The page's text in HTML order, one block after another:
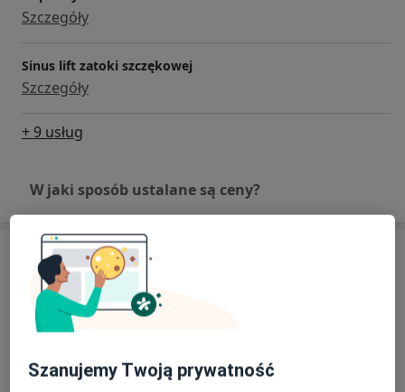
Szczegóły
Sinus lift zatoki szczękowej
Szczegóły
+ 9 usług
W jaki sposób ustalane są ceny?
Adresy (2)
Adres 1 Adres 2
Stomatologia Medicover Warszawa Atrium
Szanujemy Twoją prywatność